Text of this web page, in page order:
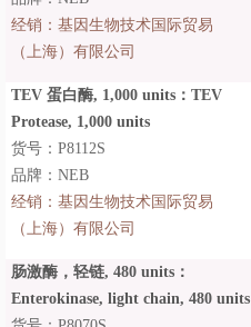
经销： 基因生物技术国际贸易
（上海）有限公司
TEV 蛋白酶, 1,000 units：TEV
Protease, 1,000 units
货号：P8112S
品牌：NEB
经销： 基因生物技术国际贸易
（上海）有限公司
肠激酶，轻链, 480 units：
Enterokinase, light chain, 480 units